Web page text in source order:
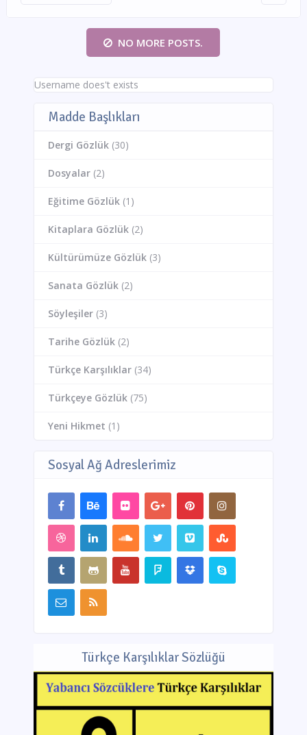
NO MORE POSTS.
Username does't exists
Madde Başlıkları
Dergi Gözlük(30)
Dosyalar(2)
Eğitime Gözlük(1)
Kitaplara Gözlük(2)
Kültürümüze Gözlük(3)
Sanata Gözlük(2)
Söyleşiler(3)
Tarihe Gözlük(2)
Türkçe Karşılıklar(34)
Türkçeye Gözlük(75)
Yeni Hikmet (1)
Sosyal Ağ Adreslerimiz
Türkçe Karşılıklar Sözlüğü